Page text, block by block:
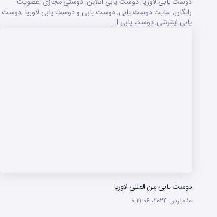
رایگان, سایت دوست یابی, دوست یابی و دوست یابی لاوریا ,دوست
یابی اینترنتی, دوست یابی ا...
دوست یابی بین المللی لاوریا
۱۰ مارس ۲۰۲۴،‏ ۰:۲۱:۰۶